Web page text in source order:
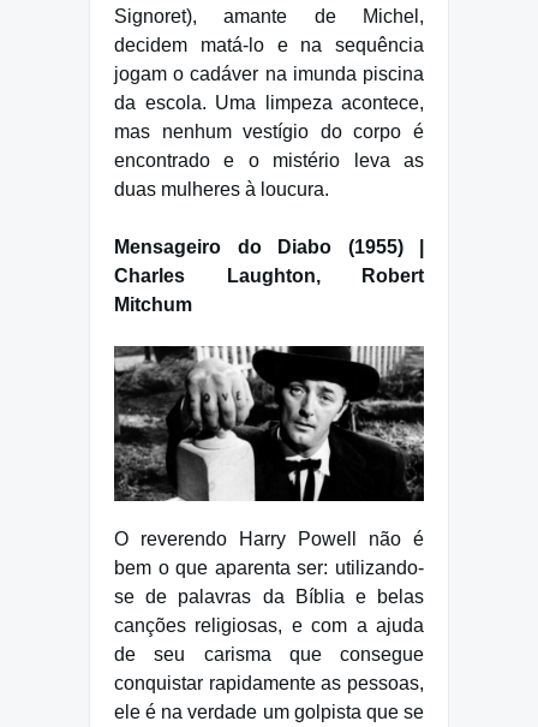
Signoret), amante de Michel,
decidem matá-lo e na sequência
jogam o cadáver na imunda piscina
da escola. Uma limpeza acontece,
mas nenhum vestígio do corpo é
encontrado e o mistério leva as
duas mulheres à loucura.
Mensageiro do Diabo (1955) |
Charles Laughton, Robert
Mitchum
O reverendo Harry Powell não é
bem o que aparenta ser: utilizando-
se de palavras da Bíblia e belas
canções religiosas, e com a ajuda
de seu carisma que consegue
conquistar rapidamente as pessoas,
ele é na verdade um golpista que se